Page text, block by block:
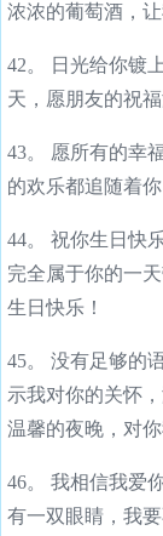
浓浓的葡萄酒，
42。 日光给你镀
天，愿朋友的祝
43。 愿所有的幸
的欢乐都追随着
44。 祝你生日快
完全属于你的一
生日快乐！
45。 没有足够的
示我对你的关怀
温馨的夜晚，对
46。 我相信我爱
有一双眼睛，我